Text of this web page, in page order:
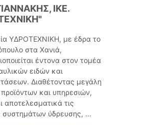
ΙΚΕ.
ΥΔΡΟΤΕΧΝΙΚΗ, με έδρα το
στα Χανιά,
έντονα στον τομέα
ειδών και
Διαθέτοντας μεγάλη
προϊόντων και υπηρεσιών,
αποτελεσματικά τις
συστημάτων ύδρευσης, ...